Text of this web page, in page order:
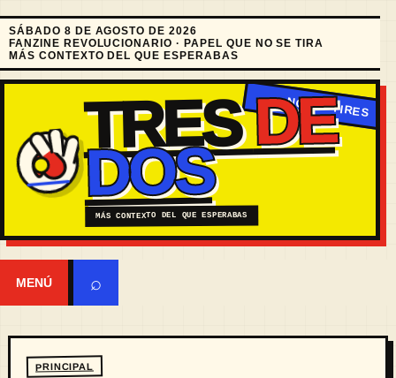
SÁBADO 8 DE AGOSTO DE 2026
FANZINE REVOLUCIONARIO · PAPEL QUE NO SE TIRA
MÁS CONTEXTO DEL QUE ESPERABAS
TRESDE
DOS
MÁS CONTEXTO DEL QUE ESPERABAS
MENÚ ⌕
PRINCIPAL